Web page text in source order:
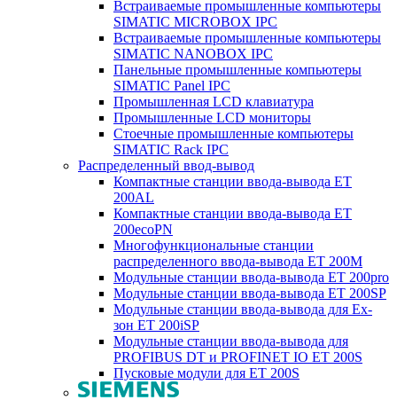
Встраиваемые промышленные компьютеры
SIMATIC MICROBOX IPC
Встраиваемые промышленные компьютеры
SIMATIC NANOBOX IPC
Панельные промышленные компьютеры
SIMATIC Panel IPC
Промышленная LCD клавиатура
Промышленные LCD мониторы
Стоечные промышленные компьютеры
SIMATIC Rack IPC
Распределенный ввод-вывод
Компактные станции ввода-вывода ET
200AL
Компактные станции ввода-вывода ET
200ecoPN
Многофункциональные станции
распределенного ввода-вывода ET 200M
Модульные станции ввода-вывода ET 200pro
Модульные станции ввода-вывода ET 200SP
Модульные станции ввода-вывода для Ex-
зон ET 200iSP
Модульные станции ввода-вывода для
PROFIBUS DT и PROFINET IO ET 200S
Пусковые модули для ET 200S